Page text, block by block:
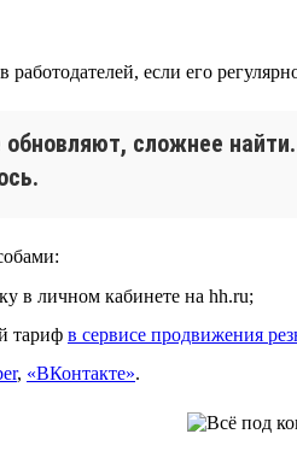
если его
сложнее
в личном кабинете на hh.ru;
тариф в сервисе продвижения
, «ВКонтакте».